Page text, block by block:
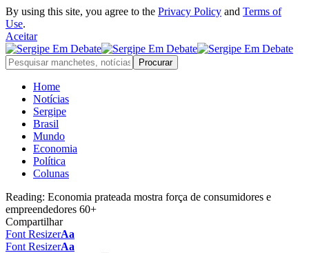
By using this site, you agree to the Privacy Policy and Terms of
Use.
Aceitar
Home
Notícias
Sergipe
Brasil
Mundo
Economia
Política
Colunas
Reading: Economia prateada mostra força de consumidores e
empreendedores 60+
Compartilhar
Font ResizerAa
Font ResizerAa